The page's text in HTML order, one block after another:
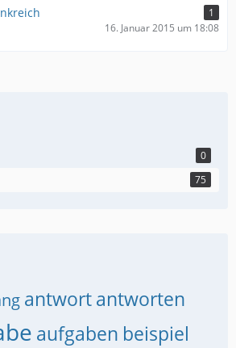
1
16. Januar 2015 um 18:08
0
75
antwortantworten
aufgaben beispiel